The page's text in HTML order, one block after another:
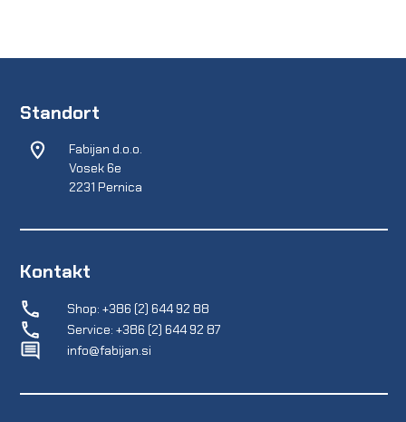
Standort
Fabijan d.o.o.
Vosek 6e
2231 Pernica
Kontakt
Shop: +386 (2) 644 92 88
Service: +386 (2) 644 92 87
info@fabijan.si